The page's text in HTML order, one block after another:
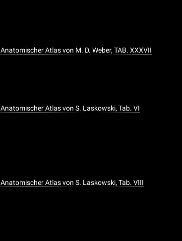
Anatomischer Atlas von M. D. Weber, TAB. XXXVII
Anatomischer Atlas von S. Laskowski, Tab. VI
Anatomischer Atlas von S. Laskowski, Tab. VIII